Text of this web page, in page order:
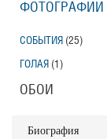
ФОТОГРАФИИ
СОБЫТИЯ (25)
ГОЛАЯ (1 )
ОБОИ
Биография